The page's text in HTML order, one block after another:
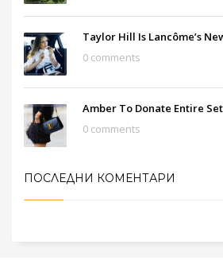
Taylor Hill Is Lancôme’s
0 comments
Amber To Donate Entire
0 comments
ПОСЛЕДНИ КОМЕНТАРИ